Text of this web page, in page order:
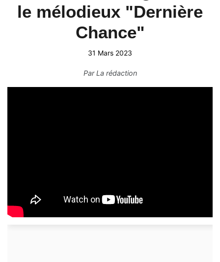
le mélodieux "Dernière
Chance"
31 Mars 2023
ParLa rédaction